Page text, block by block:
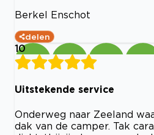
Berkel Enschot
delen
10
Uitstekende service
Onderweg naar Zeeland
dak van de camper. Tak